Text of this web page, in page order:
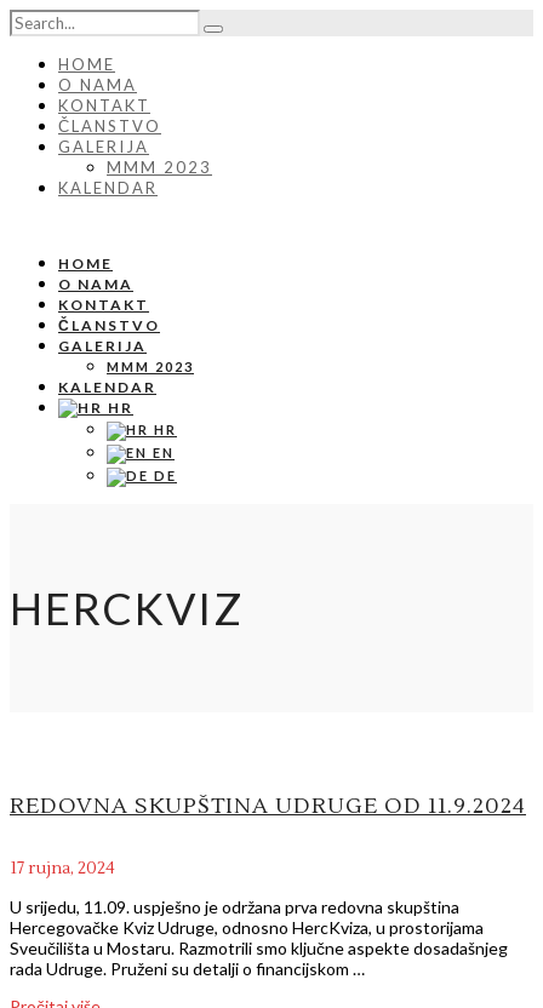
HOME
O NAMA
KONTAKT
ČLANSTVO
GALERIJA
MMM 2023
KALENDAR
HOME
O NAMA
KONTAKT
ČLANSTVO
GALERIJA
MMM 2023
KALENDAR
HR
HR
EN
DE
HERCKVIZ
REDOVNA SKUPŠTINA UDRUGE OD 11.9.2024
17 rujna, 2024
U srijedu, 11.09. uspješno je održana prva redovna skupština
Hercegovačke Kviz Udruge, odnosno HercKviza, u prostorijama
Sveučilišta u Mostaru. Razmotrili smo ključne aspekte dosadašnjeg
rada Udruge. Pruženi su detalji o financijskom …